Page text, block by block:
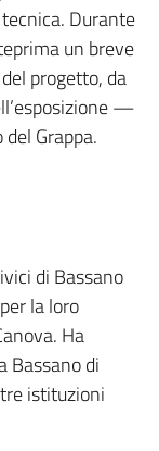
Durante
un breve
progetto, da
—
Grappa.
di Bassano
la loro
Ha
Bassano di
istituzioni